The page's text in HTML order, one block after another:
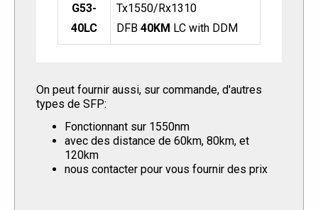
G53-
40LC
Tx1550/Rx1310
DFB 40KM LC with DDM
Up to 1.25Gb/s dual data links
1310nm and 1550nm FP laser
transmitter
LC connector
What the DDM use for? DDM is Digital-
diagnostic-monitoring which provides a
the status of the transmitted and
received signals.
This approach allows for better fault
On peut fournir aussi, sur commande, d'autres
types de SFP:
Fonctionnant sur 1550nm
avec des distance de 60km, 80km, et
120km
nous contacter pour vous fournir des prix